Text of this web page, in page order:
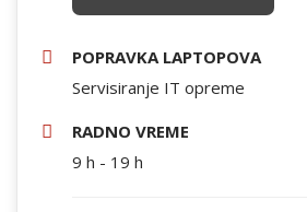
POPRAVKA LAPTOPOVA
Servisiranje IT opreme
RADNO VREME
9 h - 19 h